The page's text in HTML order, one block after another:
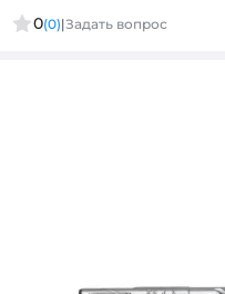
0(0)|Задать вопрос